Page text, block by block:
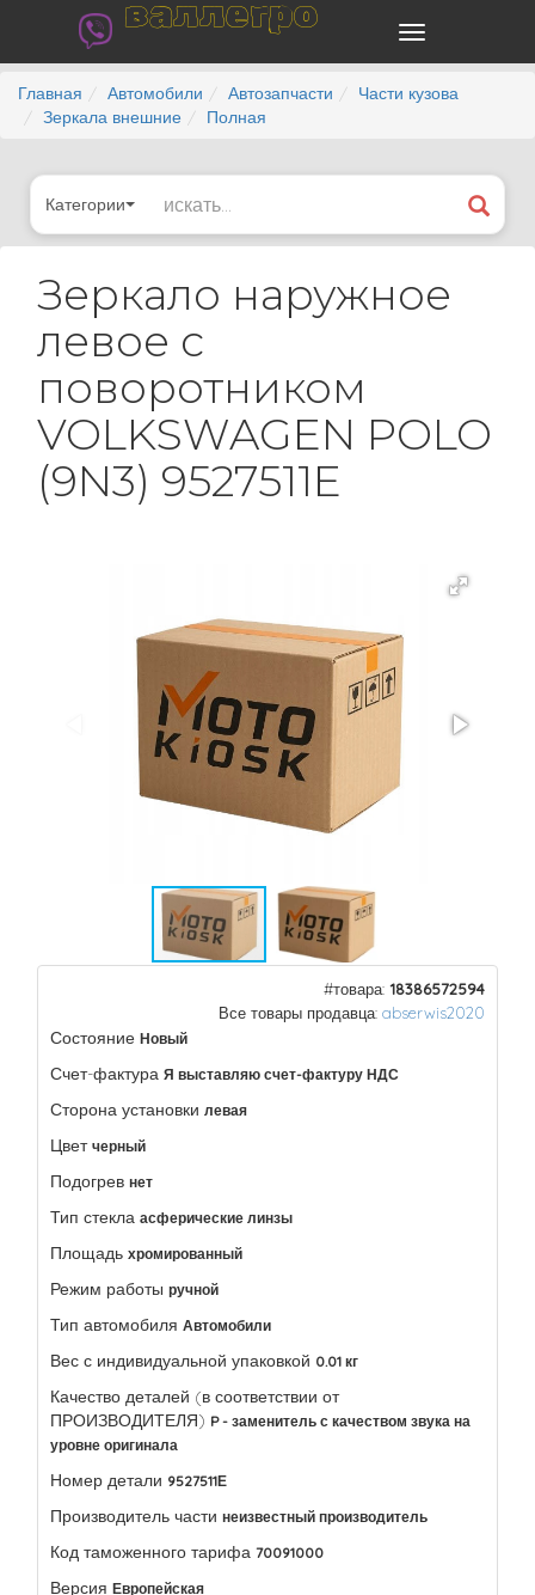
валлегро
Главная Автомобили Автозапчасти
Части кузова
Зеркала внешние
Полная
Категории
Зеркало наружное
левое с
поворотником
VOLKSWAGEN POLO
(9N3) 9527511E
#товара: 18386572594
Все товары продавца: abserwis2020
Состояние Новый
Счет-фактура Я выставляю счет-фактуру НДС
Сторона установки левая
Цвет черный
Подогрев нет
Тип стекла асферические линзы
Площадь хромированный
Режим работы ручной
Тип автомобиля Автомобили
Вес с индивидуальной упаковкой 0.01 кг
Качество деталей (в соответствии от
ПРОИЗВОДИТЕЛЯ) P - заменитель с качеством звука на
уровне оригинала
Номер детали 9527511Е
Производитель части неизвестный производитель
Код таможенного тарифа 70091000
Версия Европейская